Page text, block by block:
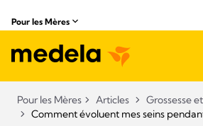
Pour les Mères
Pour les Mères Articles
Grossesse
Comment évoluent mes seins